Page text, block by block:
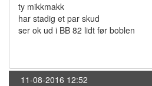
ty mikkmakk
har stadig et par skud
ser ok ud i BB 82 lidt før boblen
11-08-2016 12:52